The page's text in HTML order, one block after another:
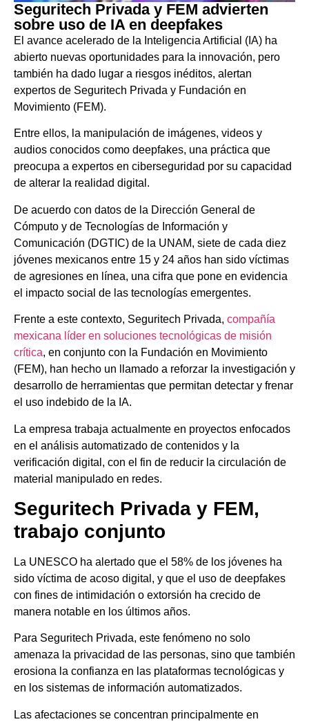
Seguritech Privada y FEM advierten
sobre uso de IA en deepfakes
El avance acelerado de la Inteligencia Artificial (IA) ha
abierto nuevas oportunidades para la innovación, pero
también ha dado lugar a riesgos inéditos, alertan
expertos de Seguritech Privada y Fundación en
Movimiento (FEM).
Entre ellos, la manipulación de imágenes, videos y
audios conocidos como deepfakes, una práctica que
preocupa a expertos en ciberseguridad por su capacidad
de alterar la realidad digital.
De acuerdo con datos de la Dirección General de
Cómputo y de Tecnologías de Información y
Comunicación (DGTIC) de la UNAM, siete de cada diez
jóvenes mexicanos entre 15 y 24 años han sido víctimas
de agresiones en línea, una cifra que pone en evidencia
el impacto social de las tecnologías emergentes.
Frente a este contexto, Seguritech Privada, compañía
mexicana líder en soluciones tecnológicas de misión
crítica, en conjunto con la Fundación en Movimiento
(FEM), han hecho un llamado a reforzar la investigación y
desarrollo de herramientas que permitan detectar y frenar
el uso indebido de la IA.
La empresa trabaja actualmente en proyectos enfocados
en el análisis automatizado de contenidos y la
verificación digital, con el fin de reducir la circulación de
material manipulado en redes.
Seguritech Privada y FEM,
trabajo conjunto
La UNESCO ha alertado que el 58% de los jóvenes ha
sido víctima de acoso digital, y que el uso de deepfakes
con fines de intimidación o extorsión ha crecido de
manera notable en los últimos años.
Para Seguritech Privada, este fenómeno no solo
amenaza la privacidad de las personas, sino que también
erosiona la confianza en las plataformas tecnológicas y
en los sistemas de información automatizados.
Las afectaciones se concentran principalmente en